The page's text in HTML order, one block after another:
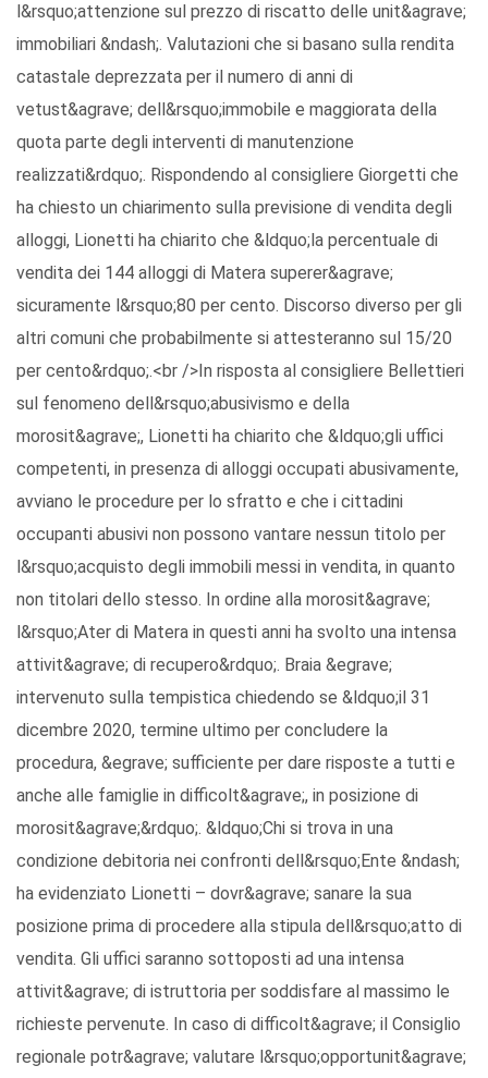
l&rsquo;attenzione sul prezzo di riscatto delle unit&agrave;
immobiliari &ndash;. Valutazioni che si basano sulla rendita
catastale deprezzata per il numero di anni di
vetust&agrave; dell&rsquo;immobile e maggiorata della
quota parte degli interventi di manutenzione
realizzati&rdquo;. Rispondendo al consigliere Giorgetti che
ha chiesto un chiarimento sulla previsione di vendita degli
alloggi, Lionetti ha chiarito che &ldquo;la percentuale di
vendita dei 144 alloggi di Matera superer&agrave;
sicuramente l&rsquo;80 per cento. Discorso diverso per gli
altri comuni che probabilmente si attesteranno sul 15/20
per cento&rdquo;.<br />In risposta al consigliere Bellettieri
sul fenomeno dell&rsquo;abusivismo e della
morosit&agrave;, Lionetti ha chiarito che &ldquo;gli uffici
competenti, in presenza di alloggi occupati abusivamente,
avviano le procedure per lo sfratto e che i cittadini
occupanti abusivi non possono vantare nessun titolo per
l&rsquo;acquisto degli immobili messi in vendita, in quanto
non titolari dello stesso. In ordine alla morosit&agrave;
l&rsquo;Ater di Matera in questi anni ha svolto una intensa
attivit&agrave; di recupero&rdquo;. Braia &egrave;
intervenuto sulla tempistica chiedendo se &ldquo;il 31
dicembre 2020, termine ultimo per concludere la
procedura, &egrave; sufficiente per dare risposte a tutti e
anche alle famiglie in difficolt&agrave;, in posizione di
morosit&agrave;&rdquo;. &ldquo;Chi si trova in una
condizione debitoria nei confronti dell&rsquo;Ente &ndash;
ha evidenziato Lionetti – dovr&agrave; sanare la sua
posizione prima di procedere alla stipula dell&rsquo;atto di
vendita. Gli uffici saranno sottoposti ad una intensa
attivit&agrave; di istruttoria per soddisfare al massimo le
richieste pervenute. In caso di difficolt&agrave; il Consiglio
regionale potr&agrave; valutare l&rsquo;opportunit&agrave;